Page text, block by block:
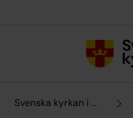
Svenska kyrkan i Wien/Österrike